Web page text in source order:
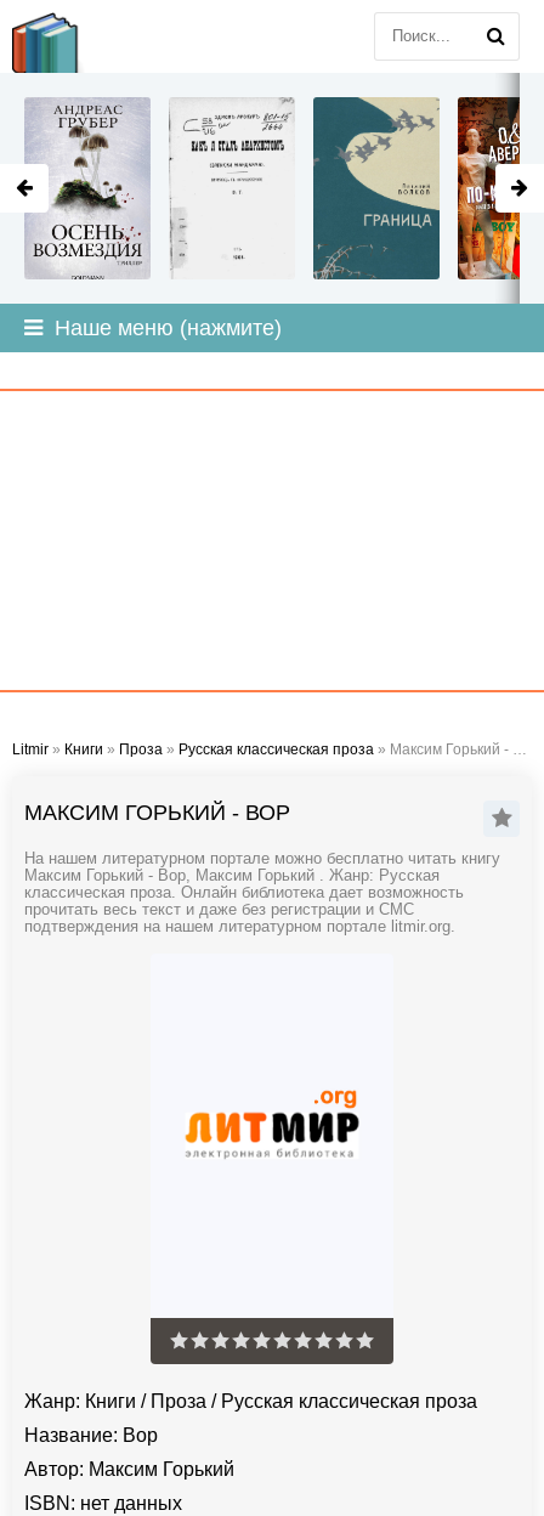
Наше меню (нажмите)
Litmir » Книги » Проза » Русская классическая проза » Максим Горький - Вор
МАКСИМ ГОРЬКИЙ - ВОР
На нашем литературном портале можно бесплатно читать книгу
Максим Горький - Вор, Максим Горький . Жанр: Русская
классическая проза. Онлайн библиотека дает возможность
прочитать весь текст и даже без регистрации и СМС
подтверждения на нашем литературном портале litmir.org.
Жанр: Книги / Проза / Русская классическая проза
Название: Вор
Автор: Максим Горький
ISBN: нет данных
LITMIR.ORG